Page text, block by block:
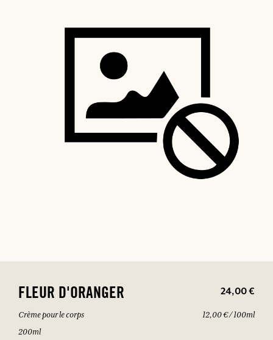
FLEUR D'ORANGER 24,00 €
Crème pour le corps
200ml
12,00 € / 100ml